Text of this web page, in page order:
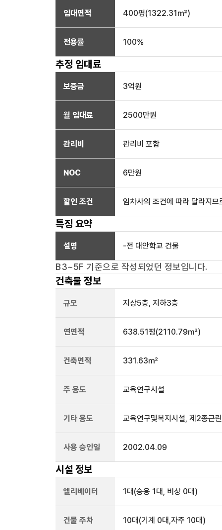
임대면적 400평(1322.31㎡)
전용률 100%
추정 임대료
보증금 3억원
월 임대료 2500만원
관리비 관리비 포함
NOC 6만원
할인 조건 임차사의 조건에 따라 달라지
특징 요약
설명 -전 대안학교 건물
B3~5F 기준으로 작성되었던 정보입니다.
건축물 정보
규모 지상5층, 지하3층
연면적 638.51평(2110.79㎡)
건축면적 331.63㎡
주 용도 교육연구시설
기타 용도 교육연구및복지시설, 제2종근
사용 승인일 2002.04.09
시설 정보
엘리베이터 1대 (승용 1대, 비상 0대)
건물 주차 10대 (기계 0대,자주 10대)